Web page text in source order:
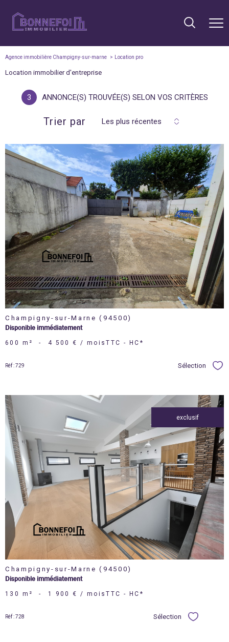
Agence immobilière Champigny-sur-marne Location pro
Location immobilier d'entreprise
3 ANNONCE(S) TROUVÉE(S) SELON VOS CRITÈRES
Trier par Les plus récentes
voir le
bien
Champigny-sur-Marne (94500)
Disponible immédiatement
600 m² - 4 500 € / moisTTC - HC*
Réf : 729 Sélection
exclusif
voir le
bien
Champigny-sur-Marne (94500)
Disponible immédiatement
130 m² - 1 900 € / moisTTC - HC*
Réf : 728 Sélection Sélectionner